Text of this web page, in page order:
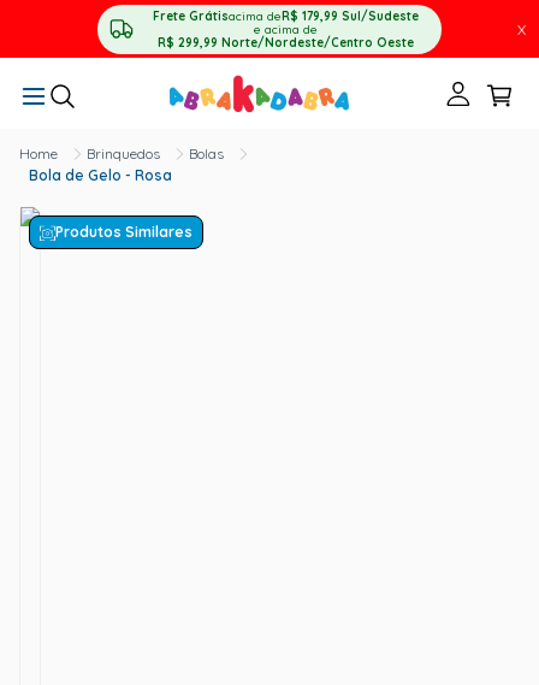
Frete Grátisacima deR$ 179,99 Sul/Sudeste
e acima de
R$ 299,99 Norte/Nordeste/Centro Oeste
X
Brinquedos
Bolas
Bola de Gelo - Rosa
Produtos Similares